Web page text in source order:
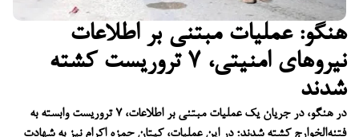
هنگو: عملیات مبتنی بر اطلاعات
نیروهای امنیتی، ۷ تروریست کشته
شدند
در هنگو، در جریان یک عملیات مبتنی بر اطلاعات، ۷ تروریست وابسته به
فتنه‌الخوارج کشته شدند؛ در این عملیات، کپتان حمزه اکرام نیز به شهادت